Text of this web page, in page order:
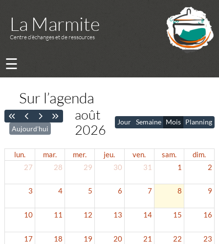
La Marmite
Centre d’échanges et de ressources
☰
Sur l’agenda
Aujourd'hui
août
2026
Jour Semaine Mois Planning
lun. mar. mer. jeu. ven. sam.
dim.
27
28 29 30 31 1 2
3 4 5 6 7 8 9
10 11 12 13 14 15 16
17 18 19 20 21 22 23